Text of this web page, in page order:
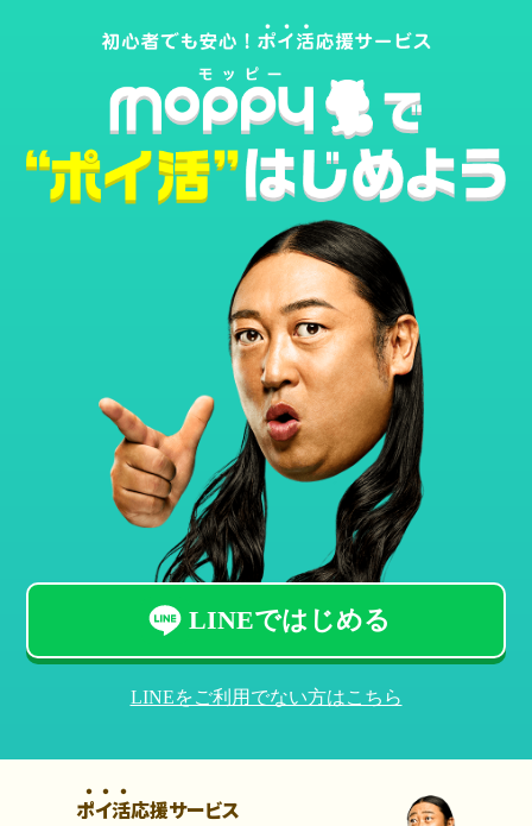
LINEではじめる
LINEをご利用でない方はこちら
ポイ活応援サービス